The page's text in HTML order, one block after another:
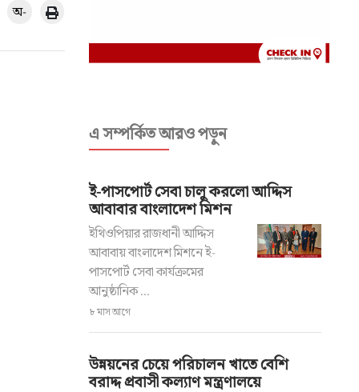
অ-
এ সম্পর্কিত আরও পড়ুন
ই-পাসপোর্ট সেবা চালু করলো আদ্দিস
আবাবার বাংলাদেশ মিশন
ইথিওপিয়ার রাজধানী আদ্দিস
আবাবায় বাংলাদেশ মিশনে ই-
পাসপোর্ট সেবা কার্যক্রমের
আনুষ্ঠানিক ...
৮ মাস আগে
উন্নয়নের চেয়ে পরিচালন খাতে বেশি
বরাদ্দ প্রবাসী কল্যাণ মন্ত্রণালয়ে